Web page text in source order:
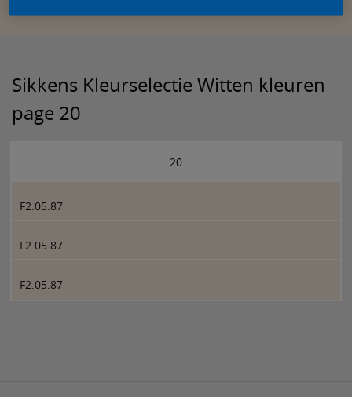
Sikkens Kleurselectie Witten kleuren
page 20
20
F2.05.87
F2.05.87
F2.05.87